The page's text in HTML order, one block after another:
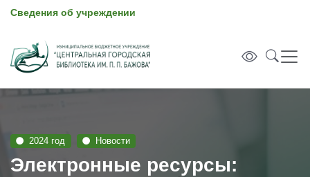
Сведения об учреждении
2024 год Новости
Электронные ресурсы: